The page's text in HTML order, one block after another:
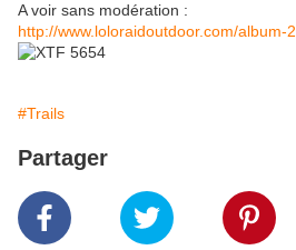
A voir sans modération :
http://www.loloraidoutdoor.com/album-
#Trails
Partager